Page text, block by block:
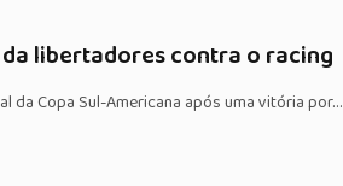
libertadores contra o racing
da Copa Sul-Americana após uma vitória por…